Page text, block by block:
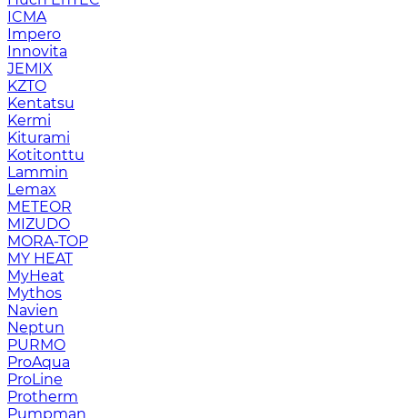
ICMA
Impero
Innovita
JEMIX
KZTO
Kentatsu
Kermi
Kiturami
Kotitonttu
Lammin
Lemax
METEOR
MIZUDO
MORA-TOP
MY HEAT
MyHeat
Mythos
Navien
Neptun
PURMO
ProAqua
ProLine
Protherm
Pumpman